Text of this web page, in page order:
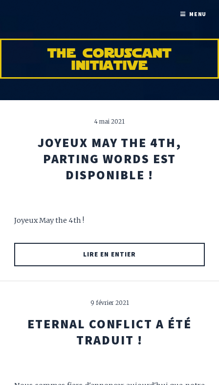
the coruscant
initiative
4 mai 2021
JOYEUX MAY THE 4TH,
PARTING WORDS EST
DISPONIBLE !
Joyeux May the 4th !
LIRE EN ENTIER
9 février 2021
ETERNAL CONFLICT A ÉTÉ
TRADUIT !
MENU